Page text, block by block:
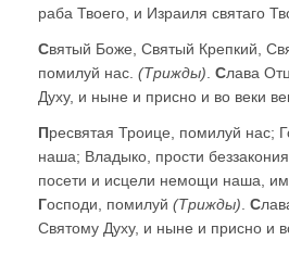
раба Твоего, и Израиля святаго
Святый Боже, Святый Крепкий,
помилуй нас. (Трижды) Слава
Духу, и ныне и присно и во веки
Пресвятая Троице, помилуй нас;
наша; Владыко, прости
посети и исцели немощи наша,
Господи, помилуй (Трижды) С
Святому Духу, и ныне и присно и